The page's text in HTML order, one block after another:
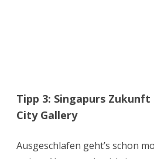
Tipp 3: Singapurs
City Gallery
Ausgeschlafen geht’s schon